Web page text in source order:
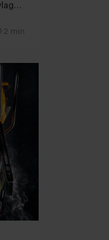
2 min